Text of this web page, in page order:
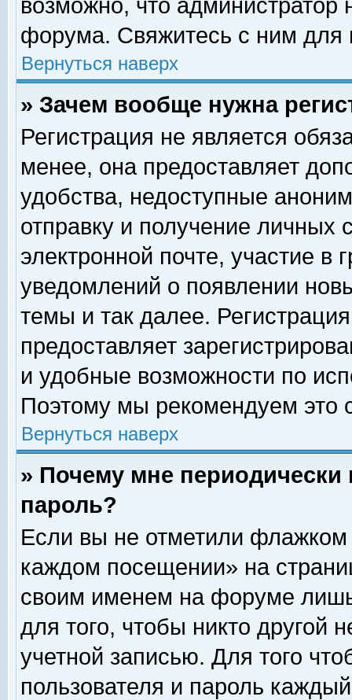
возможно, что
форума. Свяжитесь с ним для
Вернуться наверх
» Зачем вообще нужна
Регистрация не является
менее, она предоставляет
удобства, недоступные
отправку и получение личных
электронной почте, участие в
уведомлений о появлении
темы и так далее.
предоставляет
и удобные возможности по
Поэтому мы рекомендуем это
Вернуться наверх
» Почему мне
пароль?
Если вы не отметили флажком
каждом посещении» на
своим именем на форуме
для того, чтобы никто другой
учетной записью. Для того
пользователя и пароль